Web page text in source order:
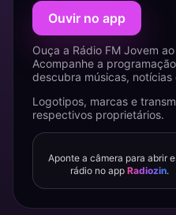
Ouvir no app
Ouça a Rádio FM Jovem
Acompanhe a
descubra músicas,
Logotipos, marcas e
respectivos proprietários.
Aponte a câmera para abrir
rádio no app Radiozin.